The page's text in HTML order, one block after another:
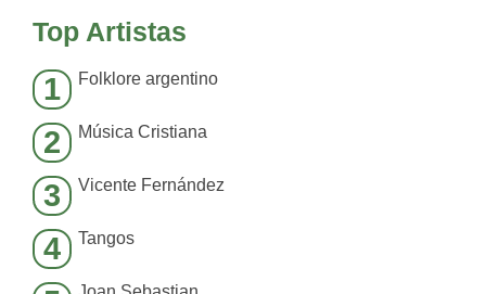
Top Artistas
1 Folklore argentino
2 Música Cristiana
3 Vicente Fernández
4 Tangos